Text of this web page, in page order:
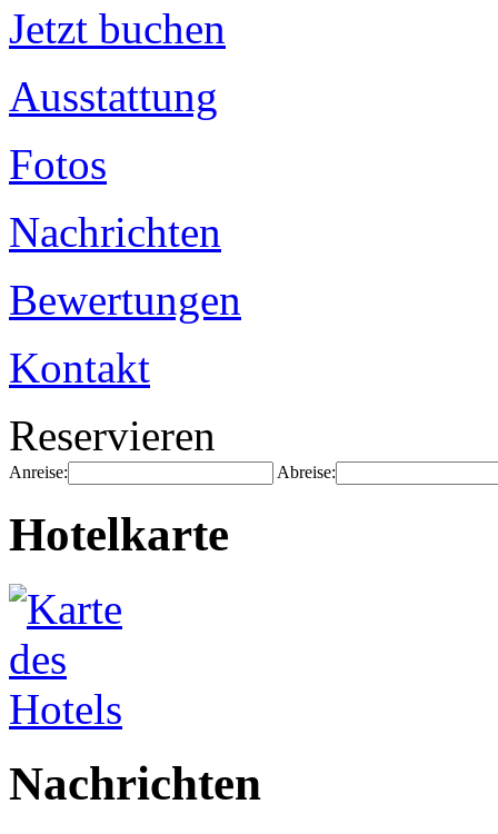
Jetzt buchen
Ausstattung
Fotos
Nachrichten
Bewertungen
Kontakt
Reservieren
Anreise: Abreise:
Hotelkarte
Nachrichten